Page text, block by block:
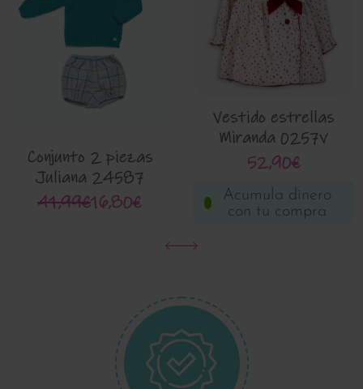
Conjunto 2 piezas
Juliana 24587
41,99€16,80€
Vestido estrellas
Miranda 0257v
52,90€
Acumula dinero
con tu compra